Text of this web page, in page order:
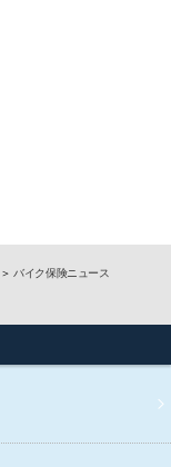
バイク保険ニュース